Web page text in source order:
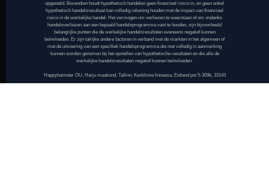
opgesteld. Bovendien houdt hypothetisch handelen geen financieel risico in, en geen enkel
hypothetisch handelsresultaat kan volledig rekening houden met de impact van financieel
risico in de werkelijke handel. Het vermogen om verliezen te weerstaan of om ondanks
handelsverliezen aan een bepaald handelsprogramma vast te houden, zijn bijvoorbeeld
belangrijke punten die de werkelijke handelsresultaten eveneens negatief kunnen
beïnvloeden. Er zijn talrijke andere factoren in verband met de markten in het algemeen of
met de uitvoering van een specifiek handelsprogramma die niet volledig in aanmerking
kunnen worden genomen bij het opstellen van hypothetische resultaten en die alle de
werkelijke handelsresultaten negatief kunnen beïnvloeden.
Happyhamster OU, Harju maakond, Tallinn, Kesklinna linnaosa, Estland pst 5-309b, 10143